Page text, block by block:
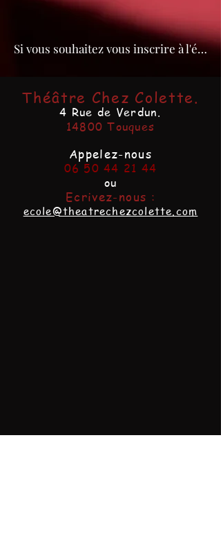
Si vous souhaitez vous inscrire à l'école cliquez ici !
Théâtre Chez Colette.
4 Rue de Verdun.
14800 Touques
Appelez-nous
06 50 44 21 44
ou
Ecrivez-nous :
ecole@theatrechezcolette.com